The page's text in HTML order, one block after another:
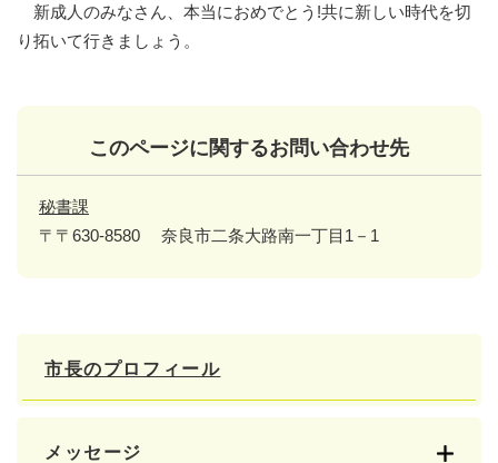
新成人のみなさん、本当におめでとう!共に新しい時代を切
り拓いて行きましょう。
このページに関するお問い合わせ先
秘書課
〒〒630-8580
奈良市二条大路南一丁目1－1
市長のプロフィール
メッセージ